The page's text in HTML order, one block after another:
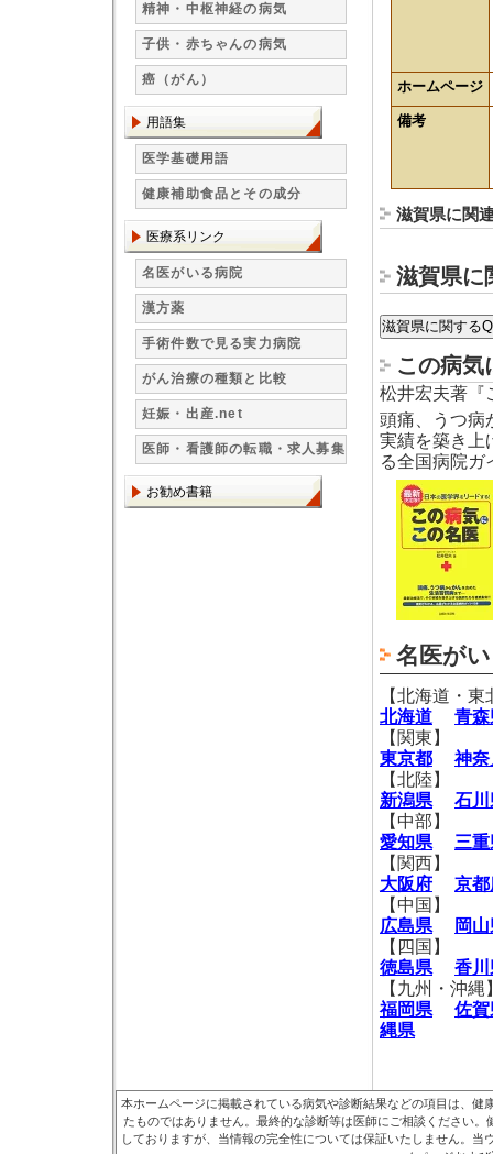
ホームページ
備考
滋賀県に関
滋賀県に
この病気
松井宏夫著『
頭痛、うつ病
実績を築き上
る全国病院ガ
名医が
【北海道・東
北海道
青森
【関東】
東京都
神
【北陸】
新潟県
石川
【中部】
愛知県
三
【関西】
大阪府
京都
【中国】
広島県
岡
【四国】
徳島県
香川
【九州・沖縄
福岡県
佐賀
縄県
精神・中枢神経の病気
子供・赤ちゃんの病気
癌（がん）
用語集
医学基礎用語
健康補助食品とその成分
医療系リンク
名医がいる病院
漢方薬
手術件数で見る実力病院
がん治療の種類と比較
妊娠・出産.net
医師・看護師の転職・求人募集
お勧め書籍
本ホームページに掲載されている病気や診断結果などの項目は、
たものではありません。最終的な診断等は医師にご相談ください
しておりますが、当情報の完全性については保証いたしません。